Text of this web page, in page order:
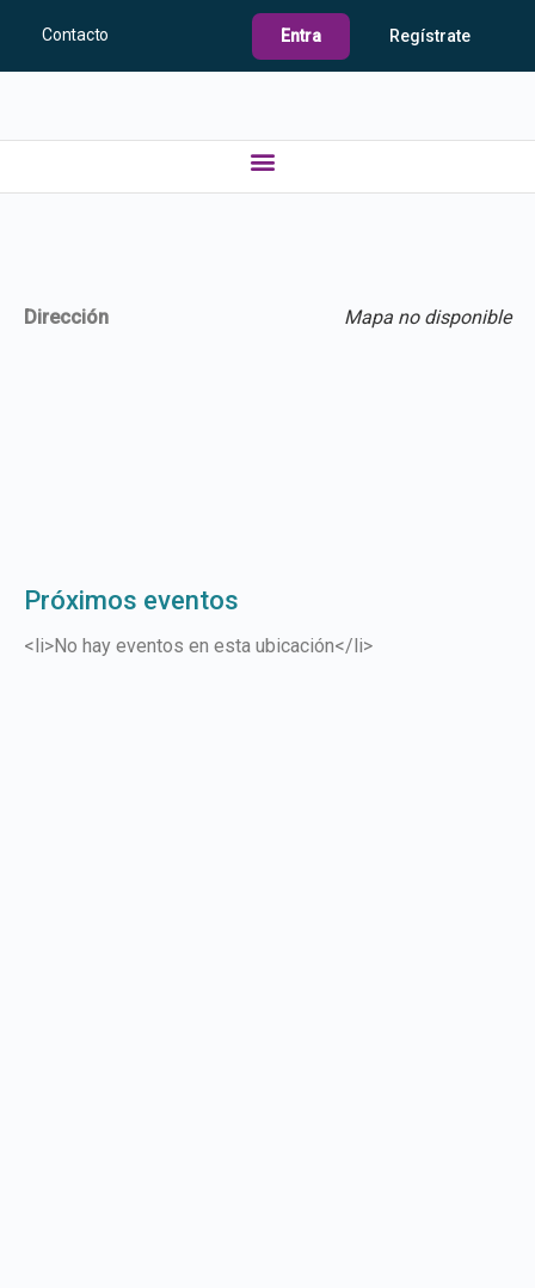
Contacto Entra Regístrate
Mapa no disponible
Dirección
Próximos eventos
<li>No hay eventos en esta ubicación</li>